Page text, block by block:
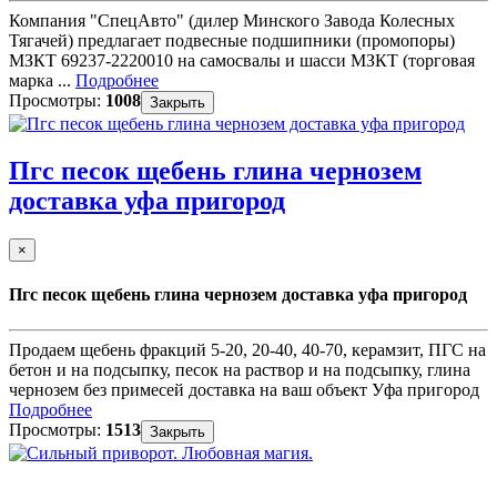
Компания "СпецАвто" (дилер Минского Завода Колесных
Тягачей) предлагает подвесные подшипники (промопоры)
МЗКТ 69237-2220010 на самосвалы и шасси МЗКТ (торговая
марка ... Подробнее
Просмотры: 1008 Закрыть
Пгс песок щебень глина чернозем
доставка уфа пригород
×
Пгс песок щебень глина чернозем доставка уфа пригород
Продаем щебень фракций 5-20, 20-40, 40-70, керамзит, ПГС на
бетон и на подсыпку, песок на раствор и на подсыпку, глина
чернозем без примесей доставка на ваш объект Уфа пригород
Подробнее
Просмотры: 1513 Закрыть